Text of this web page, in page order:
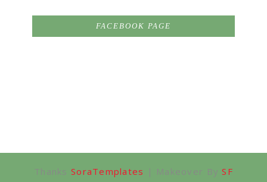
FACEBOOK PAGE
Thanks SoraTemplates | Makeover BySF